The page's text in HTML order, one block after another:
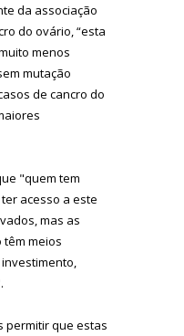
da associação
do ovário, “esta
menos
mutação
de cancro do
"quem tem
acesso a este
mas as
meios
permitir que estas